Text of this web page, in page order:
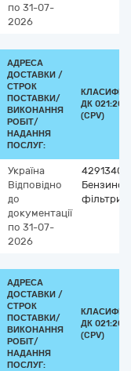
по 31-07-
2026
АДРЕСА
ДОСТАВКИ /
СТРОК
ПОСТАВКИ/
ВИКОНАННЯ
РОБІТ/
НАДАННЯ
ПОСЛУГ:
ДК
(CPV)
Україна
Відповідно
до
документації
по 31-07-
2026
фільтри
АДРЕСА
ДОСТАВКИ /
СТРОК
ПОСТАВКИ/
ВИКОНАННЯ
РОБІТ/
НАДАННЯ
ПОСЛУГ:
ДК
(CPV)